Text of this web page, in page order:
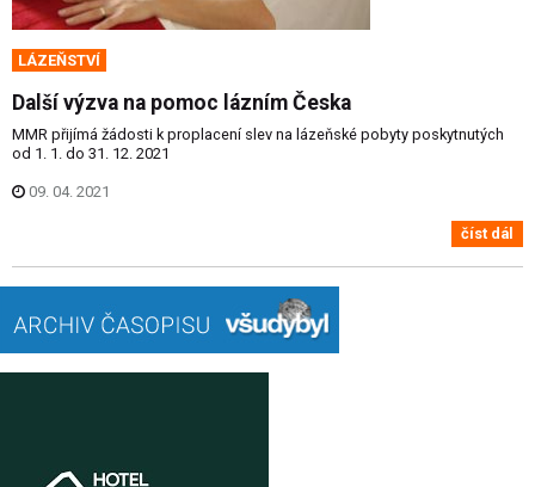
LÁZEŇSTVÍ
Další výzva na pomoc lázním Česka
MMR přijímá žádosti k proplacení slev na lázeňské pobyty poskytnutých
od 1. 1. do 31. 12. 2021
09. 04. 2021
číst dál